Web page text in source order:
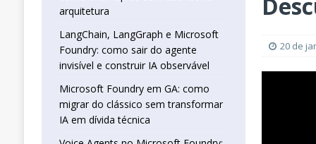
que jogar tudo para um LLM
[ 25 de abril de 2026 ]
Vibe Coding
20 de
arquitetura
LangChain, LangGraph e Microsoft
Foundry: como sair do agente
invisível e construir IA observável
Microsoft Foundry em GA: como
migrar do clássico sem transformar
IA em dívida técnica